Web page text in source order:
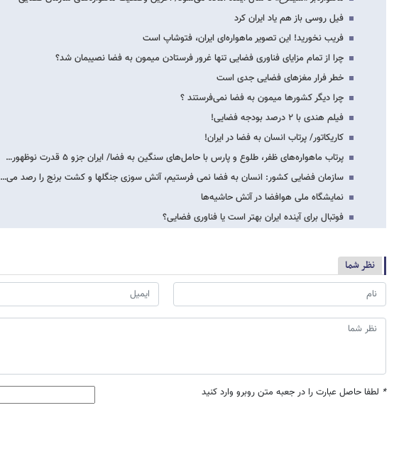
فیل روسی باز هم یاد ایران کرد
فریب نخورید! این تصویر ماهواره‌ای ایران، فتوشاپ است
چرا از تمام مزایای فناوری فضایی تنها غرور فرستادن میمون به فضا نصیبمان شد؟
خطر فرار مغزهای فضایی جدی است
چرا دیگر کشورها میمون به فضا نمی‌فرستند ؟
فیلم هندی با ۲ درصد بودجه فضایی!
کاریکاتور/ پرتاب انسان به فضا در ایران!
پرتاب ماهواره‌های ظفر، طلوع و پارس با حامل‌های سنگین به فضا/ ایران جزو ۵ قدرت نوظهور…
سازمان فضایی کشور: انسان به فضا نمی فرستیم، آتش سوزی جنگلها و کشت برنج را رصد می…
نمایشگاه ملی هوافضا در آتش حاشیه‌ها
فوتبال برای آینده ایران بهتر است یا فناوری فضایی؟
نظر شما
* لطفا حاصل عبارت را در جعبه متن روبرو وارد کنید